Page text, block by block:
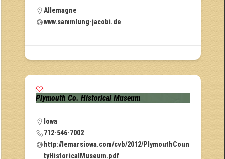
Allemagne
www.sammlung-jacobi.de
Plymouth Co. Historical Museum
Iowa
712-546-7002
http://lemarsiowa.com/cvb/2012/PlymouthCoun
tyHistoricalMuseum.pdf